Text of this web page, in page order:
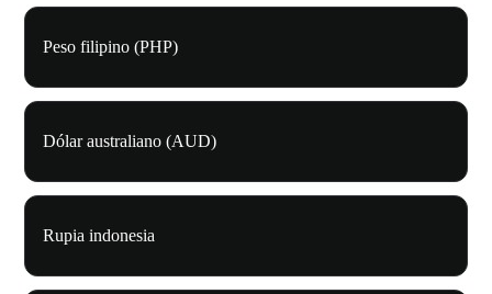
Peso filipino (PHP)
Dólar australiano (AUD)
Rupia indonesia